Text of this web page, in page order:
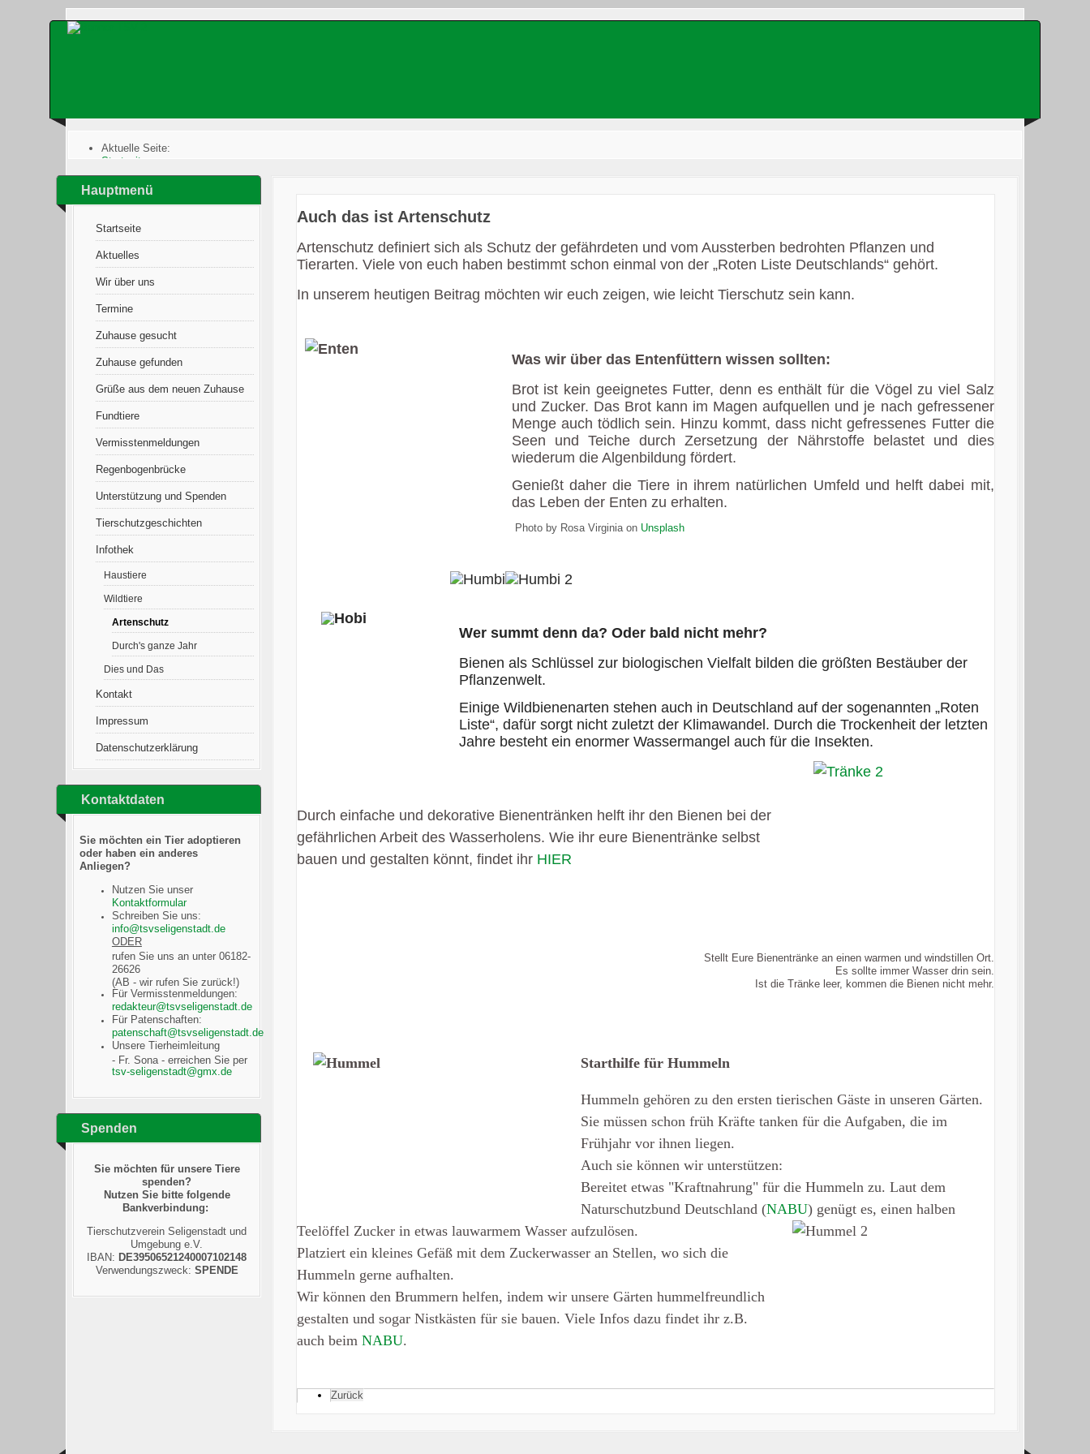
Aktuelle Seite:
Startseite
Infothek :
Wildtiere :
Artenschutz
Was suchen Sie?
Hauptmenü
Startseite
Aktuelles
Wir über uns
Termine
Zuhause gesucht
Zuhause gefunden
Grüße aus dem neuen Zuhause
Fundtiere
Vermisstenmeldungen
Regenbogenbrücke
Unterstützung und Spenden
Tierschutzgeschichten
Infothek
Haustiere
Wildtiere
Artenschutz
Durch's ganze Jahr
Dies und Das
Kontakt
Impressum
Datenschutzerklärung
Kontaktdaten
Sie möchten ein Tier adoptieren
oder haben ein anderes
Anliegen?
Nutzen Sie unser
Kontaktformular
Schreiben Sie uns:
ODER
rufen Sie uns an unter 06182-
26626
(AB - wir rufen Sie zurück!)
Für Vermisstenmeldungen:
Für Patenschaften:
Unsere Tierheimleitung
- Fr. Sona - erreichen Sie per
Spenden
Sie möchten für unsere Tiere
spenden?
Nutzen Sie bitte folgende
Bankverbindung:
Tierschutzverein Seligenstadt und
Umgebung e.V.
IBAN: DE39506521240007102148
Verwendungszweck: SPENDE
Auch das ist Artenschutz
Artenschutz definiert sich als Schutz der gefährdeten und vom Aussterben bedrohten Pflanzen und
Tierarten. Viele von euch haben bestimmt schon einmal von der „Roten Liste Deutschlands“ gehört.
In unserem heutigen Beitrag möchten wir euch zeigen, wie leicht Tierschutz sein kann.
Was wir über das Entenfüttern wissen sollten:
Brot ist kein geeignetes Futter, denn es enthält für die Vögel zu viel Salz
und Zucker. Das Brot kann im Magen aufquellen und je nach gefressener
Menge auch tödlich sein. Hinzu kommt, dass nicht gefressenes Futter die
Seen und Teiche durch Zersetzung der Nährstoffe belastet und dies
wiederum die Algenbildung fördert.
Genießt daher die Tiere in ihrem natürlichen Umfeld und helft dabei mit,
das Leben der Enten zu erhalten.
Photo by Rosa Virginia on Unsplash
Wer summt denn da? Oder bald nicht mehr?
Bienen als Schlüssel zur biologischen Vielfalt bilden die größten Bestäuber der
Pflanzenwelt.
Einige Wildbienenarten stehen auch in Deutschland auf der sogenannten „Roten
Liste“, dafür sorgt nicht zuletzt der Klimawandel. Durch die Trockenheit der letzten
Jahre besteht ein enormer Wassermangel auch für die Insekten.
Durch einfache und dekorative Bienentränken helft ihr den Bienen bei der
gefährlichen Arbeit des Wasserholens. Wie ihr eure Bienentränke selbst
bauen und gestalten könnt, findet ihr HIER
Stellt Eure Bienentränke an einen warmen und windstillen Ort.
Es sollte immer Wasser drin sein.
Ist die Tränke leer, kommen die Bienen nicht mehr.
Starthilfe für Hummeln
Hummeln gehören zu den ersten tierischen Gäste in unseren Gärten.
Sie müssen schon früh Kräfte tanken für die Aufgaben, die im
Frühjahr vor ihnen liegen.
Auch sie können wir unterstützen:
Bereitet etwas "Kraftnahrung" für die Hummeln zu. Laut dem
Naturschutzbund Deutschland (NABU) genügt es, einen halben
Teelöffel Zucker in etwas lauwarmem Wasser aufzulösen.
Platziert ein kleines Gefäß mit dem Zuckerwasser an Stellen, wo sich die
Hummeln gerne aufhalten.
Wir können den Brummern helfen, indem wir unsere Gärten hummelfreundlich
gestalten und sogar Nistkästen für sie bauen. Viele Infos dazu findet ihr z.B.
auch beim NABU.
Zurück